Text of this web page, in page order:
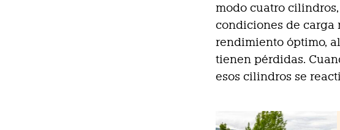
modo cuatro
condiciones de carga
rendimiento óptimo,
tienen pérdidas.
esos cilindros se